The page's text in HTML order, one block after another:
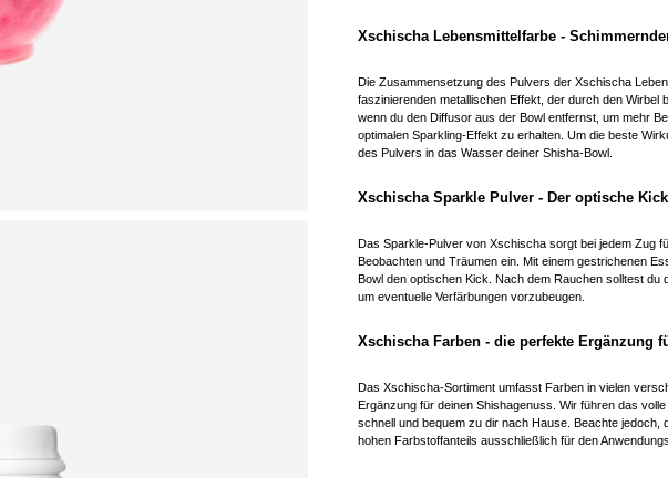
Xschischa Lebensmittelfarbe -
Die Zusammensetzung des Pulvers der Xschischa
faszinierenden metallischen Effekt, der durch den Wirbel
wenn du den Diffusor aus der Bowl entfernst, um mehr
optimalen Sparkling-Effekt zu erhalten. Um die beste
des Pulvers in das Wasser deiner Shisha-Bowl.
Xschischa Sparkle Pulver - Der optische
Das Sparkle-Pulver von Xschischa sorgt bei jedem Zug
Beobachten und Träumen ein. Mit einem gestrichenen
Bowl den optischen Kick. Nach dem Rauchen solltest du
um eventuelle Verfärbungen vorzubeugen.
Xschischa Farben - die perfekte Ergänzung
Das Xschischa-Sortiment umfasst Farben in vielen
Ergänzung für deinen Shishagenuss. Wir führen das
schnell und bequem zu dir nach Hause. Beachte
hohen Farbstoffanteils ausschließlich für den